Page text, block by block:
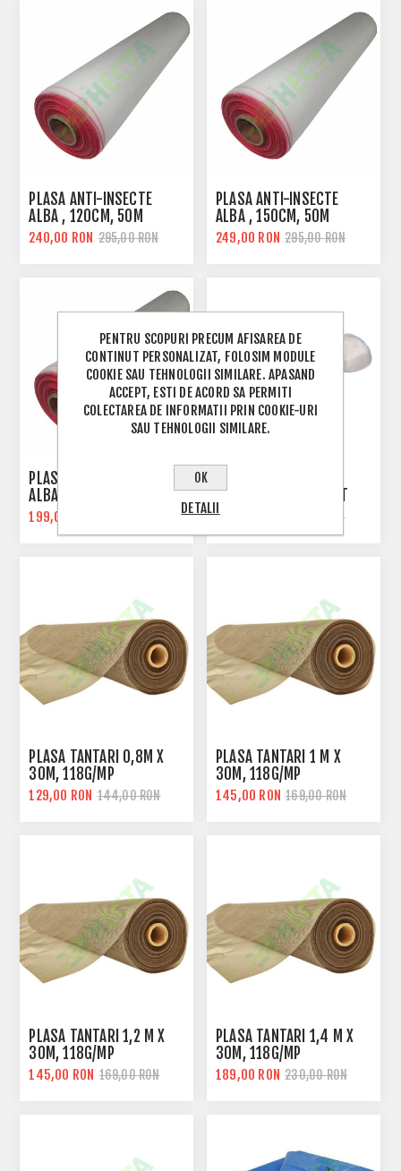
PLASA ANTI-INSECTE
ALBA , 120CM, 50M
240,00 RON 295,00 RON
PLASA ANTI-INSECTE
ALBA , 150CM, 50M
249,00 RON 295,00 RON
PLASA ANTI-INSECTE
ALBA , 1M /50M
199,00 RON
ALBA , MONOFILAMENT
228,00 RON 299,00 RON
PLASA TANTARI 0,8M X
30M, 118G/MP
129,00 RON 144,00 RON
PLASA TANTARI 1 M X
30M, 118G/MP
145,00 RON 169,00 RON
PLASA TANTARI 1,2 M X
30M, 118G/MP
145,00 RON 169,00 RON
PLASA TANTARI 1,4 M X
30M, 118G/MP
189,00 RON 230,00 RON
PENTRU SCOPURI PRECUM AFISAREA DE
CONTINUT PERSONALIZAT, FOLOSIM MODULE
COOKIE SAU TEHNOLOGII SIMILARE. APASAND
ACCEPT, ESTI DE ACORD SA PERMITI
COLECTAREA DE INFORMATII PRIN COOKIE-URI
SAU TEHNOLOGII SIMILARE.
OK
DETALII